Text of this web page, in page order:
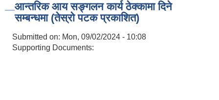
आन्तरिक आय सङ्गलन कार्य ठेक्कामा दिने
सम्बन्धमा (तेस्रो पटक प्रकाशित)
Submitted on: Mon, 09/02/2024 - 10:08
Supporting Documents: